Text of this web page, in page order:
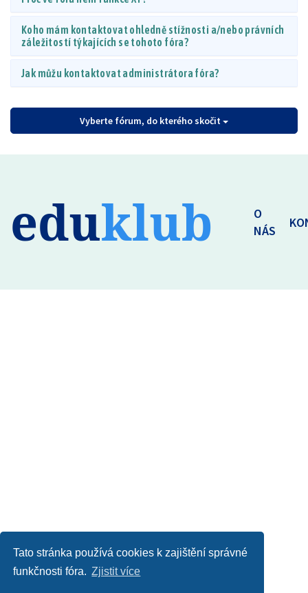
Tato stránka používá cookies k zajištění správné
funkčnosti fóra. Zjistit více
Koho mám kontaktovat ohledně stížnosti a/nebo právních
záležitostí týkajících se tohoto fóra?
Jak můžu kontaktovat administrátora fóra?
Vyberte fórum, do kterého skočit
eduklub
O
NÁS